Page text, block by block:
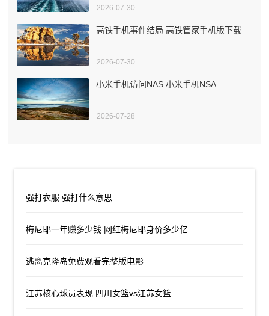
2026-07-30
高铁手机事件结局 高铁管家手机版下载
2026-07-30
小米手机访问NAS 小米手机NSA
2026-07-28
强打衣服 强打什么意思
梅尼耶一年赚多少钱 网红梅尼耶身价多少亿
逃离克隆岛免费观看完整版电影
江苏核心球员表现 四川女篮vs江苏女篮